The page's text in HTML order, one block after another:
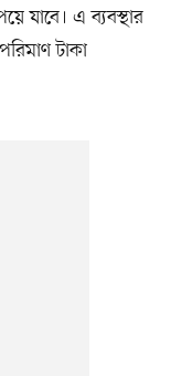
যাবে। এ ব্যবস্থার
টাকা